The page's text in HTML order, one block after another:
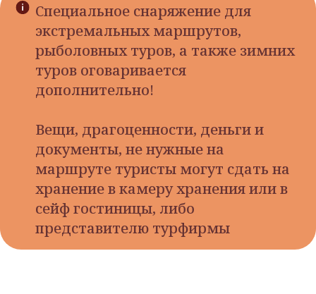
Специальное снаряжение для
экстремальных маршрутов,
рыболовных туров, а также зимних
туров оговаривается
дополнительно!
Вещи, драгоценности, деньги и
документы, не нужные на
маршруте туристы могут сдать на
хранение в камеру хранения или в
сейф гостиницы, либо
представителю турфирмы